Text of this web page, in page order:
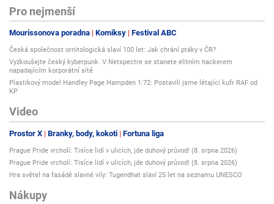
Pro nejmenší
Mourissonova poradna Komiksy Festival ABC
Česká společnost ornitologická slaví 100 let: Jak chrání ptáky v ČR?
Vyzkoušejte český kyberpunk. V Netspectre se stanete elitním hackerem
napadajícím korporátní sítě
Plastikový model Handley Page Hampden 1:72: Postavili jsme létající kufr RAF od
KP
Video
Prostor X Branky, body, kokoti Fortuna liga
Prague Pride vrcholí: Tisíce lidí v ulicích, jde duhový průvod! (8. srpna 2026)
Prague Pride vrcholí: Tisíce lidí v ulicích, jde duhový průvod! (8. srpna 2026)
Hra světel na fasádě slavné vily: Tugendhat slaví 25 let na seznamu UNESCO
Nákupy